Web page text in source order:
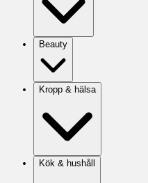
Beauty
Kropp & hälsa
Kök & hushåll